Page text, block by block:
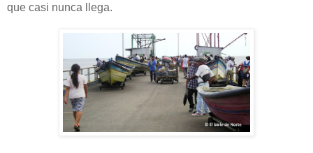
que casi nunca llega.